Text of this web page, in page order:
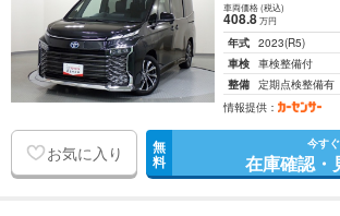
車両価格(税込)
408.8万円
年式 2023(R5)
車検 車検整備付
整備 定期点検整備有
情報提供：
お気に入り 無
料
今すぐ
在庫確認・